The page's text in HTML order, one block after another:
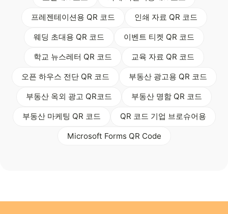
프레젠테이션용 QR 코드 인쇄 자료 QR 코드
웨딩 초대용 QR 코드 이벤트 티켓 QR 코드
학교 뉴스레터 QR 코드 교육 자료 QR 코드
오픈 하우스 전단 QR 코드 부동산 광고용 QR 코드
부동산 옥외 광고 QR코드 부동산 명함 QR 코드
부동산 마케팅 QR 코드 QR 코드 기업 브로슈어용
Microsoft Forms QR Code